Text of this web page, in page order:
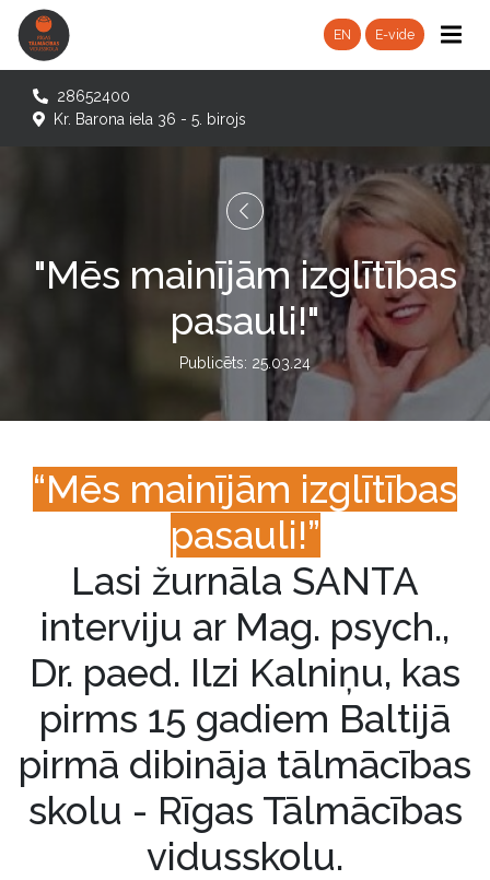
EN E-vide
28652400
Kr. Barona iela 36 - 5. birojs
"Mēs mainījām izglītības
pasauli!"
Publicēts: 25.03.24
“Mēs mainījām izglītības
pasauli!”
Lasi žurnāla SANTA
interviju ar Mag. psych.,
Dr. paed. Ilzi Kalniņu, kas
pirms 15 gadiem Baltijā
pirmā dibināja tālmācības
skolu - Rīgas Tālmācības
vidusskolu.